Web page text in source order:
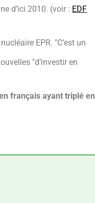
d’ici 2010. (voir : EDF
EPR. "C’est un
"d’investir en
français ayant triplé en